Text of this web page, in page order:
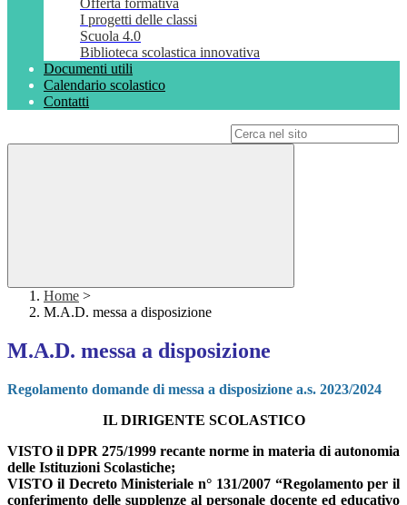
Offerta formativa
I progetti delle classi
Scuola 4.0
Biblioteca scolastica innovativa
Documenti utili
Calendario scolastico
Contatti
Home >
M.A.D. messa a disposizione
M.A.D. messa a disposizione
Regolamento domande di messa a disposizione a.s. 2023/2024
IL DIRIGENTE SCOLASTICO
VISTO il DPR 275/1999 recante norme in materia di autonomia
delle Istituzioni Scolastiche;
VISTO il Decreto Ministeriale n° 131/2007 “Regolamento per il
conferimento delle supplenze al personale docente ed educativo